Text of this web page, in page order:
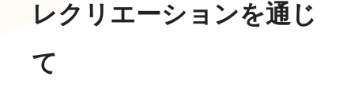
レクリエーションを通じ
て